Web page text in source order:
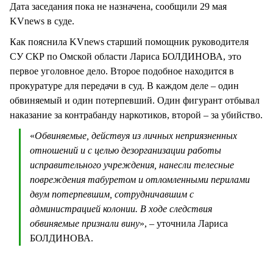
Дата заседания пока не назначена, сообщили 29 мая
KVnews в суде.
Как пояснила KVnews старший помощник руководителя
СУ СКР по Омской области Лариса БОЛДИНОВА, это
первое уголовное дело. Второе подобное находится в
прокуратуре для передачи в суд. В каждом деле – один
обвиняемый и один потерпевший. Один фигурант отбывал
наказание за контрабанду наркотиков, второй – за убийство.
«Обвиняемые, действуя из личных неприязненных
отношений и с целью дезорганизации работы
исправительного учреждения, нанесли телесные
повреждения табуретом и отломленными перилами
двум потерпевшим, сотрудничавшим с
администрацией колонии. В ходе следствия
обвиняемые признали вину», – уточнила Лариса
БОЛДИНОВА.